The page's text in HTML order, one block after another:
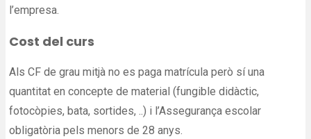
l’empresa.
Cost del curs
Als CF de grau mitjà no es paga matrícula però sí una
quantitat en concepte de material (fungible didàctic,
fotocòpies, bata, sortides, ..) i l’Assegurança escolar
obligatòria pels menors de 28 anys.